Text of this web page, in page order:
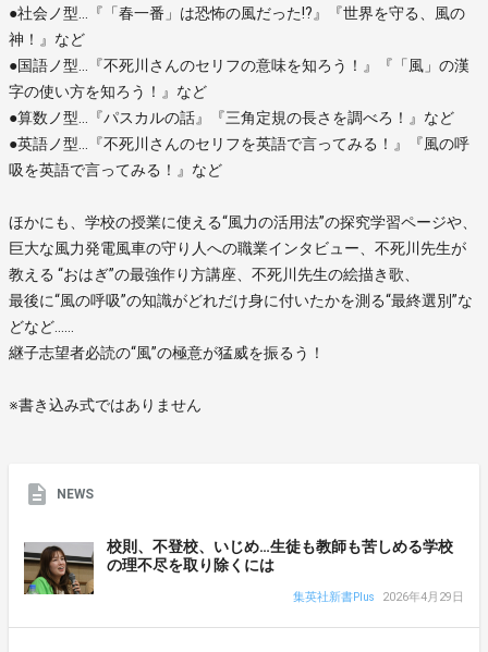
●社会ノ型…『「春一番」は恐怖の風だった!?』『世界を守る、風の
神！』など
●国語ノ型…『不死川さんのセリフの意味を知ろう！』『「風」の漢
字の使い方を知ろう！』など
●算数ノ型…『パスカルの話』『三角定規の長さを調べろ！』など
●英語ノ型…『不死川さんのセリフを英語で言ってみる！』『風の呼
吸を英語で言ってみる！』など
ほかにも、学校の授業に使える“風力の活用法”の探究学習ページや、
巨大な風力発電風車の守り人への職業インタビュー、不死川先生が
教える “おはぎ”の最強作り方講座、不死川先生の絵描き歌、
最後に“風の呼吸”の知識がどれだけ身に付いたかを測る“最終選別”な
どなど……
継子志望者必読の“風”の極意が猛威を振るう！
※書き込み式ではありません
NEWS
校則、不登校、いじめ…生徒も教師も苦しめる学校
の理不尽を取り除くには
集英社新書Plus 2026年4月29日